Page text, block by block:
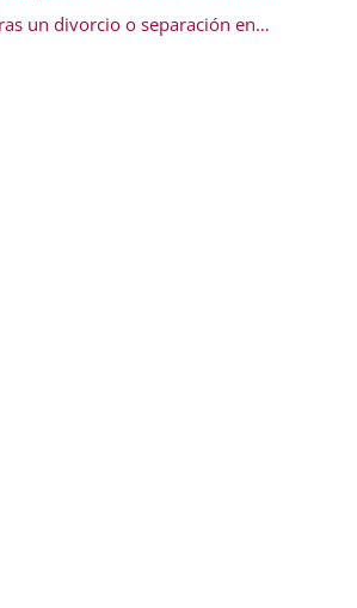
un divorcio o separación en